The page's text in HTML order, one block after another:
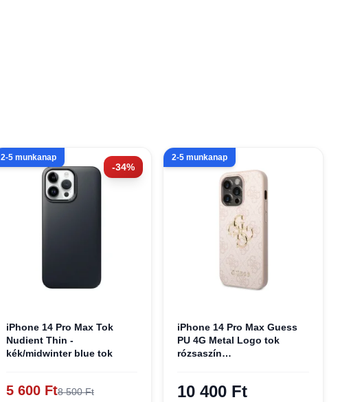
-34%
2-5 munkanap
iPhone 14 Pro Max Tok
Nudient Thin -
kék/midwinter blue tok
5 600 Ft8 500 Ft
2-5 munkanap
iPhone 14 Pro Max Guess
PU 4G Metal Logo tok
rózsaszín
10 400 Ft